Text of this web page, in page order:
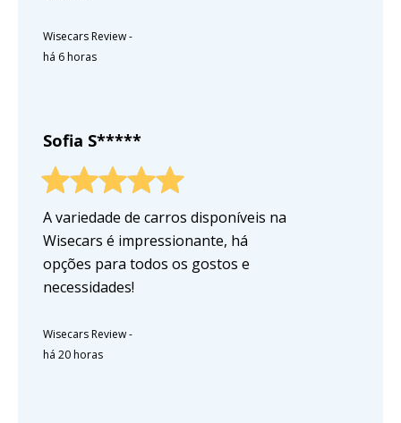
Wisecars Review-
há 6 horas
Sofia S*****
A variedade de carros disponíveis na
Wisecars é impressionante, há
opções para todos os gostos e
necessidades!
Wisecars Review-
há 20 horas